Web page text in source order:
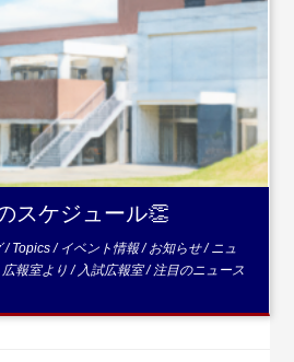
を読む
スケジュール👏
/Topics/ イベント情報/お知らせ/ニュ
広報室より/ 入試広報室/注目のニュース